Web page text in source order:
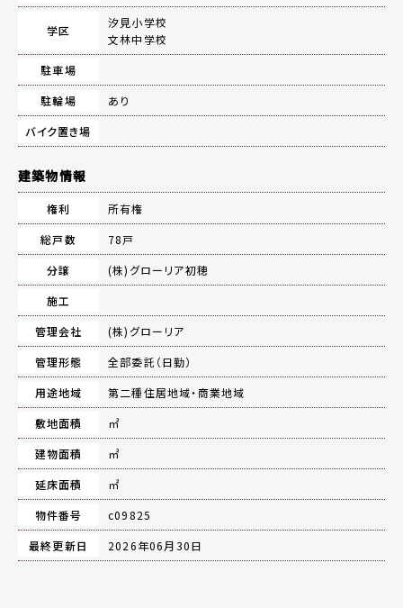
学区
汐見小学校
文林中学校
駐車場
駐輪場
あり
バイク置き場
建築物情報
権利
所有権
総戸数
78戸
分譲
(株)グローリア初穂
施工
管理会社
(株)グローリア
管理形態
全部委託（日勤）
用途地域
第二種住居地域・商業地域
敷地面積
㎡
建物面積
㎡
延床面積
㎡
物件番号
c09825
最終更新日
2026年06月30日